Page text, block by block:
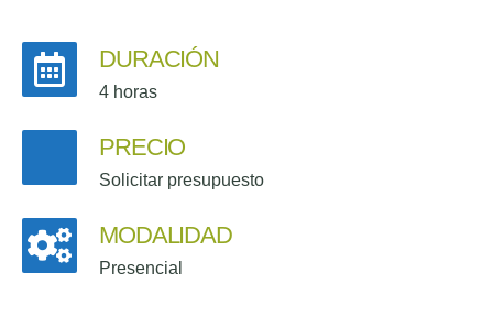
DURACIÓN
4 horas
PRECIO
Solicitar presupuesto
MODALIDAD
Presencial